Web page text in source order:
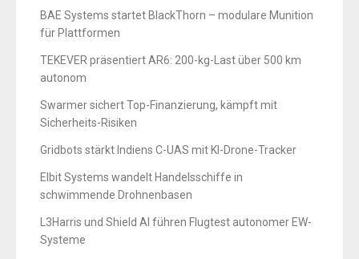
BAE Systems startet BlackThorn – modulare Munition
für Plattformen
TEKEVER präsentiert AR6: 200-kg-Last über 500 km
autonom
Swarmer sichert Top-Finanzierung, kämpft mit
Sicherheits-Risiken
Gridbots stärkt Indiens C-UAS mit KI-Drone-Tracker
Elbit Systems wandelt Handelsschiffe in
schwimmende Drohnenbasen
L3Harris und Shield AI führen Flugtest autonomer EW-
Systeme